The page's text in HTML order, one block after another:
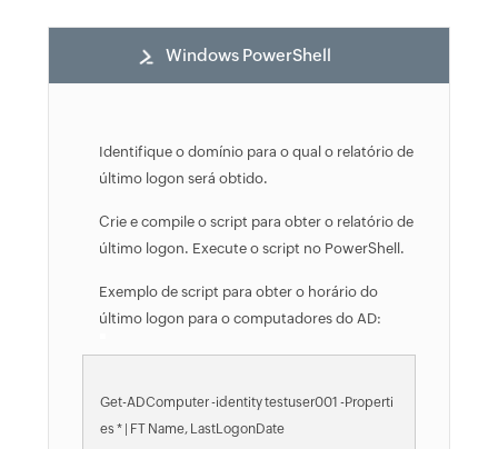
Windows PowerShell
Identifique o domínio para o qual o relatório de
último logon será obtido.
Crie e compile o script para obter o relatório de
último logon. Execute o script no PowerShell.
Exemplo de script para obter o horário do
último logon para o computadores do AD:
Get-ADComputer -identity testuser001 -Properti
es * | FT Name, LastLogonDate